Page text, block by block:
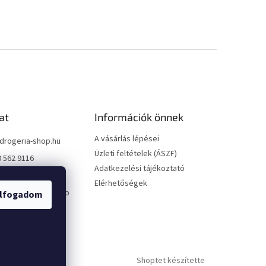
drogeria-shop.hu
562 9116
www.facebook.co
Információk önnek
A vásárlás lépései
Üzleti feltételek (ÁSZF)
Adatkezelési tájékoztató
Elérhetőségek
Shoptet készítette